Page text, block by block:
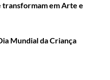
transformam em Arte e
Mundial da Criança